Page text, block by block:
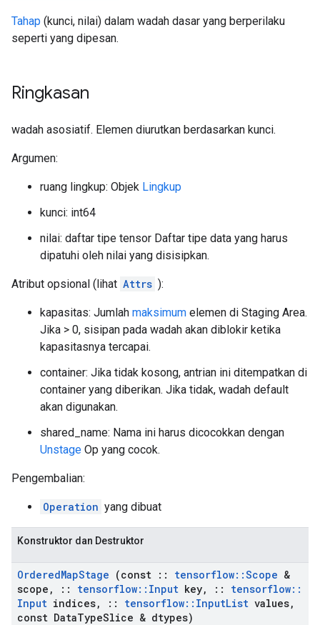
Tahap (kunci, nilai) dalam wadah dasar yang berperilaku
seperti yang dipesan.
Ringkasan
wadah asosiatif. Elemen diurutkan berdasarkan kunci.
Argumen:
ruang lingkup: Objek Lingkup
kunci: int64
nilai: daftar tipe tensor Daftar tipe data yang harus
dipatuhi oleh nilai yang disisipkan.
Atribut opsional (lihat Attrs ):
kapasitas: Jumlah maksimum elemen di Staging Area.
Jika > 0, sisipan pada wadah akan diblokir ketika
kapasitasnya tercapai.
container: Jika tidak kosong, antrian ini ditempatkan di
container yang diberikan. Jika tidak, wadah default
akan digunakan.
shared_name: Nama ini harus dicocokkan dengan
Unstage Op yang cocok.
Pengembalian:
Operation yang dibuat
Konstruktor dan Destruktor
OrderedMapStage (const :: tensorflow::Scope &
scope , :: tensorflow:: Input key, :: tensorflow::
Input indices, :: tensorflow:: InputList values,
const DataTypeSlice & dtypes)